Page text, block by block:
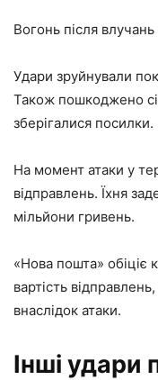
Вогонь після
Удари зруйнували
Також пошкоджено
зберігалися посилки.
На момент атаки у
відправлень. Їхня
мільйони гривень.
«Нова пошта» обіціє
вартість
внаслідок атаки.
Інші удари